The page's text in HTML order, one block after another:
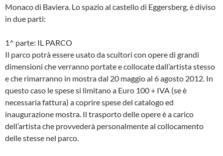
Monaco di Baviera. Lo spazio al castello di Eggersberg, è diviso
in due parti:
1^ parte: IL PARCO
Il parco potrà essere usato da scultori con opere di grandi
dimensioni che verranno portate e collocate dall’artista stesso
e che rimarranno in mostra dal 20 maggio al 6 agosto 2012. In
questo caso le spese si limitano a Euro 100 + IVA (se è
necessaria fattura) a coprire spese del catalogo ed
inaugurazione mostra. Il trasporto delle opere è a carico
dell’artista che provvederà personalmente al collocamento
delle stesse nel parco.